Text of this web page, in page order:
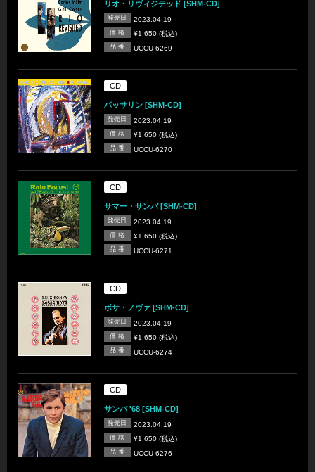
リオ・リヴィジテッド [SHM-CD]
発売日 2023.04.19
価 格 ¥1,650 (税込)
品 番 UCCU-6269
CD
パッサリン [SHM-CD]
発売日 2023.04.19
価 格 ¥1,650 (税込)
品 番 UCCU-6270
CD
サマー・サンバ [SHM-CD]
発売日 2023.04.19
価 格 ¥1,650 (税込)
品 番 UCCU-6271
CD
ボサ・ノヴァ [SHM-CD]
発売日 2023.04.19
価 格 ¥1,650 (税込)
品 番 UCCU-6274
CD
サンバ '68 [SHM-CD]
発売日 2023.04.19
価 格 ¥1,650 (税込)
品 番 UCCU-6276